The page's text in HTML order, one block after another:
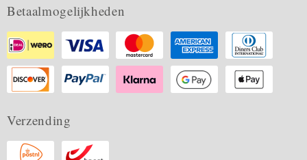
Betaalmogelijkheden
Verzending